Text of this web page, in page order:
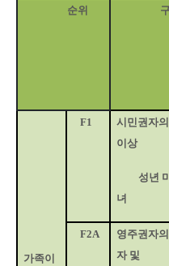
순위
가족이
F1 시민권자의
이상
성년
녀
F2A
영주권자
자 및